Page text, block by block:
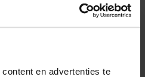
en advertenties te